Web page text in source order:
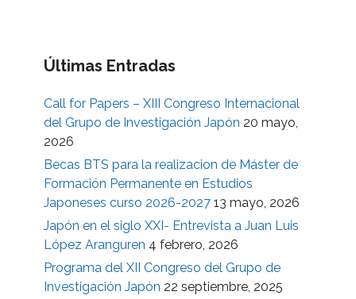
Últimas Entradas
Call for Papers – XIII Congreso Internacional
del Grupo de Investigación Japón 20 mayo,
2026
Becas BTS para la realizacion de Máster de
Formación Permanente en Estudios
Japoneses curso 2026-2027 13 mayo, 2026
Japón en el siglo XXI- Entrevista a Juan Luis
López Aranguren 4 febrero, 2026
Programa del XII Congreso del Grupo de
Investigación Japón 22 septiembre, 2025